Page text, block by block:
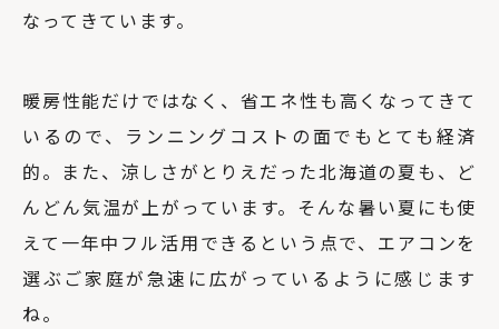
なってきています。
暖房性能だけではなく、省エネ性も高くなってきて
いるので、ランニングコストの面でもとても経済
的。また、涼しさがとりえだった北海道の夏も、ど
んどん気温が上がっています。そんな暑い夏にも使
えて一年中フル活用できるという点で、エアコンを
選ぶご家庭が急速に広がっているように感じます
ね。